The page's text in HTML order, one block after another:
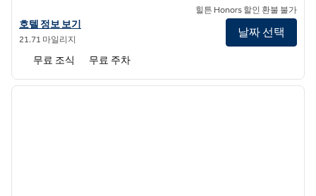
트루 바이 힐튼 McDonough의 호텔 정보 보기
호텔 정보 보기
21.71 마일리지
힐튼 Honors 할인 환불 불가
날짜 선택
무료 조식 무료 주차
1/12
다음